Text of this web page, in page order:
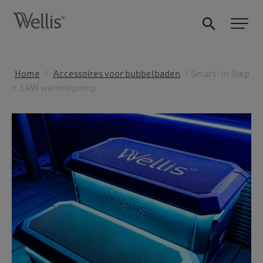
Home / Accessoires voor bubbelbaden
/ Smart-In Step
+ 3 kW warmtepomp